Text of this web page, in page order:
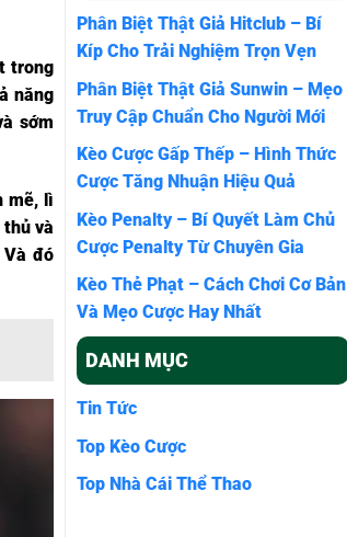
trong
năng
sớm
mẽ, lì
và
Và đó
Phân Biệt Thật Giả Hitclub – Bí
Kíp Cho Trải Nghiệm Trọn Vẹn
Phân Biệt Thật Giả Sunwin – Mẹo
Truy Cập Chuẩn Cho Người Mới
Kèo Cược Gấp Thếp – Hình Thức
Cược Tăng Nhuận Hiệu Quả
Kèo Penalty – Bí Quyết Làm Chủ
Cược Penalty Từ Chuyên Gia
Kèo Thẻ Phạt – Cách Chơi Cơ Bản
Và Mẹo Cược Hay Nhất
DANH MỤC
Tin Tức
Top Kèo Cược
Top Nhà Cái Thể Thao